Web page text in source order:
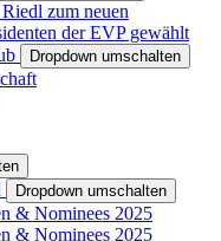
zum neuen
der EVP gewählt
Dropdown umschalten
Dropdown umschalten
& Nominees 2025
& Nominees 2025